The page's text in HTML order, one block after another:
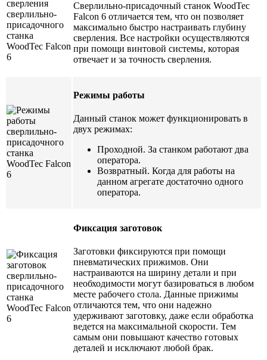
Сверлильно-присадочный станок WoodTec
Falcon 6 отличается тем, что он позволяет
максимально быстро настраивать глубину
сверления. Все настройки осуществляются
при помощи винтовой системы, которая
отвечает и за точность сверления.
Режимы работы
Данный станок может функционировать в
двух режимах:
Проходной. За станком работают два
оператора.
Возвратный. Когда для работы на
данном агрегате достаточно одного
оператора.
Фиксация заготовок
Заготовки фиксируются при помощи
пневматических прижимов. Они
настраиваются на ширину детали и при
необходимости могут базироваться в любом
месте рабочего стола. Данные прижимы
отличаются тем, что они надежно
удерживают заготовку, даже если обработка
ведется на максимальной скорости. Тем
самым они повышают качество готовых
деталей и исключают любой брак.